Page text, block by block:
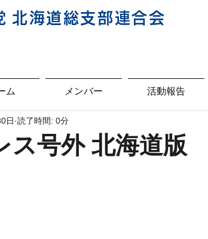
北海道総支部連合会
ム メンバー 活動報告
ス号外 北海道
日 読了時間: 0分